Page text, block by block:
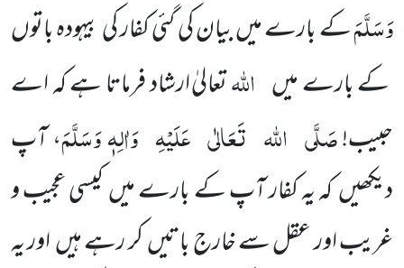
وَسَلَّمَکے بارے میں بیان کی گئی کفار کی بیہودہ باتوں
کے بارے میں اللہتعالیٰ ارشاد فرماتا ہے کہ اے
حبیب!صَلَّی اللہ تَعَالٰی عَلَیْہِ وَاٰلِہٖ وَسَلَّمَ، آپ
دیکھیں کہ یہ کفار آپ کے بارے میں کیسی عجیب و
غریب اور عقل سے خارج باتیں کر رہے ہیں اور یہ